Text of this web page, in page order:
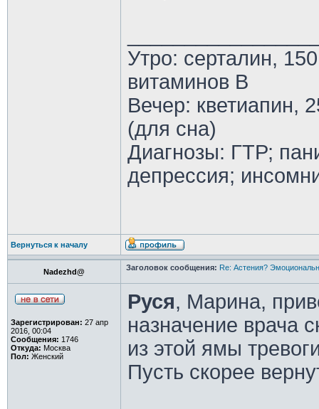
Утро: серталин,
витаминов В
Вечер: кветиапин,
(для сна)
Диагнозы: ГТР;
депрессия;
Вернуться к началу
Nadezhd@ Заголовок сообщения: Re: Астения?
Зарегистрирован: 27 апр
2016, 00:04
Сообщения: 1746
Откуда: Москва
Пол: Женский
Руся, Марина,
назначение врача
из этой ямы
Пусть скорее